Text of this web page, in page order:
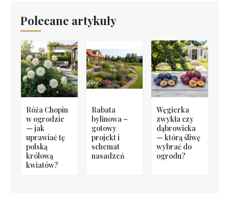
Polecane artykuły
Róża Chopin
w ogrodzie
— jak
uprawiać tę
polską
królową
kwiatów?
Rabata
bylinowa –
gotowy
projekt i
schemat
nasadzeń
Węgierka
zwykła czy
dąbrowicka
— którą śliwę
wybrać do
ogrodu?